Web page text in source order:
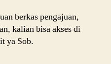
berkas pengajuan,
kalian bisa akses di
ya Sob.